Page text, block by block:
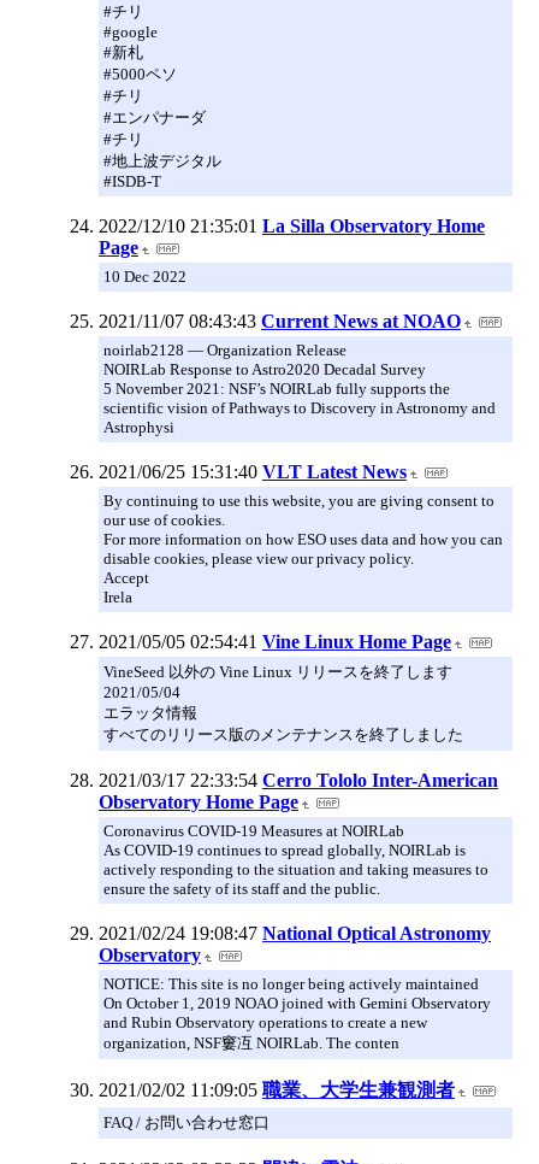
#チリ
#google
#新札
#5000ペソ
#チリ
#エンパナーダ
#チリ
#地上波デジタル
#ISDB-T
2022/12/10 21:35:01 La Silla Observatory Home
Page
10 Dec 2022
2021/11/07 08:43:43 Current News at NOAO
noirlab2128 — Organization Release
NOIRLab Response to Astro2020 Decadal Survey
5 November 2021: NSF’s NOIRLab fully supports the
scientific vision of Pathways to Discovery in Astronomy and
Astrophysi
2021/06/25 15:31:40 VLT Latest News
By continuing to use this website, you are giving consent to
our use of cookies.
For more information on how ESO uses data and how you can
disable cookies, please view our privacy policy.
Accept
Irela
2021/05/05 02:54:41 Vine Linux Home Page
VineSeed 以外の Vine Linux リリースを終了します
2021/05/04
エラッタ情報
すべてのリリース版のメンテナンスを終了しました
2021/03/17 22:33:54 Cerro Tololo Inter-American
Observatory Home Page
Coronavirus COVID-19 Measures at NOIRLab
As COVID-19 continues to spread globally, NOIRLab is
actively responding to the situation and taking measures to
ensure the safety of its staff and the public.
2021/02/24 19:08:47 National Optical Astronomy
Observatory
NOTICE: This site is no longer being actively maintained
On October 1, 2019 NOAO joined with Gemini Observatory
and Rubin Observatory operations to create a new
organization, NSF窶冱 NOIRLab. The conten
2021/02/02 11:09:05 職業、大学生兼観測者
FAQ / お問い合わせ窓口